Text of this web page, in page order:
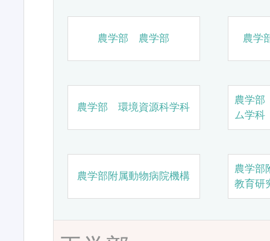
農学部 農学部 農学
農学部 環境資源科学科
農学
ム学科
農学部附属動物病院機構
農学部
教育研